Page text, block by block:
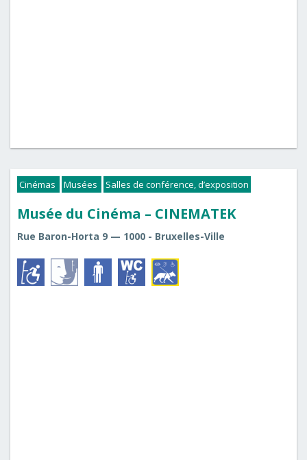
Cinémas Musées Salles de conférence, d’exposition
Musée du Cinéma – CINEMATEK
Rue Baron-Horta 9 — 1000 - Bruxelles-Ville